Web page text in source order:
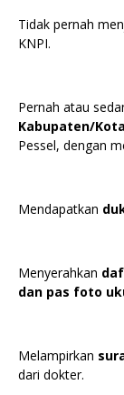
Tidak pernah
KNPI.
Pernah atau
Kabupaten/Kota
Pessel, dengan
Mendapatkan
Menyerahkan
dan pas foto
Melampirkan
dari dokter.